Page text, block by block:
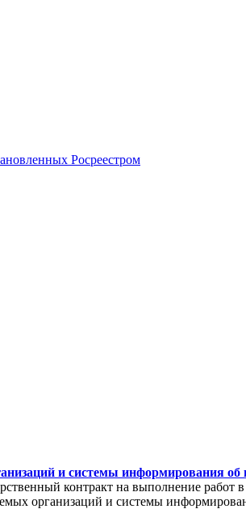
Росреестром
и системы информирования об
контракт на выполнение
организаций и системы